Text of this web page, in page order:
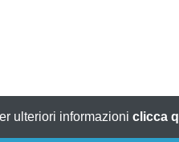
ulteriori informazioni clicca